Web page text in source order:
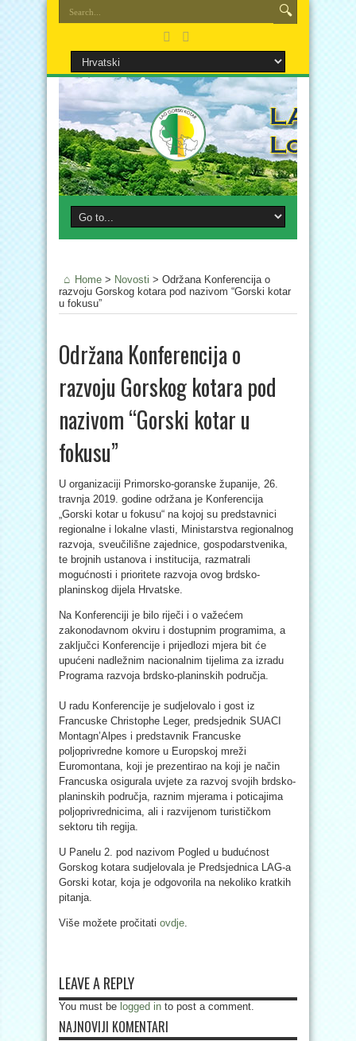
Home > Novosti > Održana Konferencija o
razvoju Gorskog kotara pod nazivom “Gorski kotar
u fokusu”
Održana Konferencija o
razvoju Gorskog kotara pod
nazivom “Gorski kotar u
fokusu”
U organizaciji Primorsko-goranske županije, 26.
travnja 2019. godine održana je Konferencija
„Gorski kotar u fokusu“ na kojoj su predstavnici
regionalne i lokalne vlasti, Ministarstva regionalnog
razvoja, sveučilišne zajednice, gospodarstvenika,
te brojnih ustanova i institucija, razmatrali
mogućnosti i prioritete razvoja ovog brdsko-
planinskog dijela Hrvatske.
Na Konferenciji je bilo riječi i o važećem
zakonodavnom okviru i dostupnim programima, a
zaključci Konferencije i prijedlozi mjera bit će
upućeni nadležnim nacionalnim tijelima za izradu
Programa razvoja brdsko-planinskih područja.
U radu Konferencije je sudjelovalo i gost iz
Francuske Christophe Leger, predsjednik SUACI
Montagn’Alpes i predstavnik Francuske
poljoprivredne komore u Europskoj mreži
Euromontana, koji je prezentirao na koji je način
Francuska osigurala uvjete za razvoj svojih brdsko-
planinskih područja, raznim mjerama i poticajima
poljoprivrednicima, ali i razvijenom turističkom
sektoru tih regija.
U Panelu 2. pod nazivom Pogled u budućnost
Gorskog kotara sudjelovala je Predsjednica LAG-a
Gorski kotar, koja je odgovorila na nekoliko kratkih
pitanja.
Više možete pročitati ovdje.
LEAVE A REPLY
You must be logged in to post a comment.
NAJNOVIJI KOMENTARI